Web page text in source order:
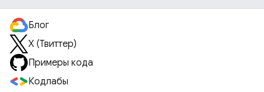
Блог
X (Твиттер)
Примеры кода
Кодлабы